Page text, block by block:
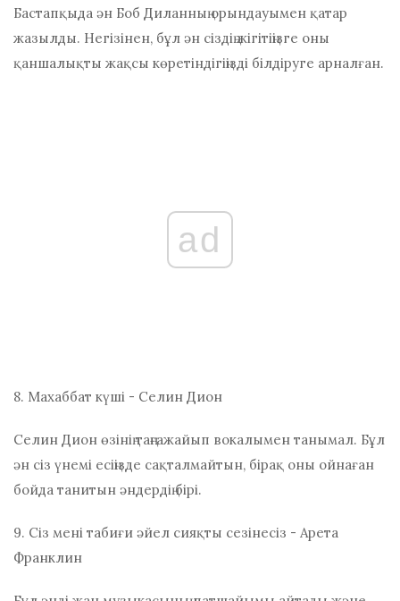
Бастапқыда ән Боб Диланның орындауымен қатар
жазылды. Негізінен, бұл ән сіздің жігітіңізге оны
қаншалықты жақсы көретіндігіңізді білдіруге арналған.
ad
8. Махаббат күші - Селин Дион
Селин Дион өзінің таңғажайып вокалымен танымал. Бұл
ән сіз үнемі есіңізде сақталмайтын, бірақ оны ойнаған
бойда танитын әндердің бірі.
9. Сіз мені табиғи әйел сияқты сезінесіз - Арета
Франклин